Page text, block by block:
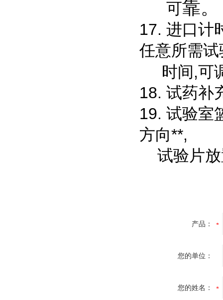
可靠。
17. 进口计
任意所需试
时间,可
18. 试药补
19. 试验室
方向**,
试验片放
产品：
您的单位：
您的姓名：